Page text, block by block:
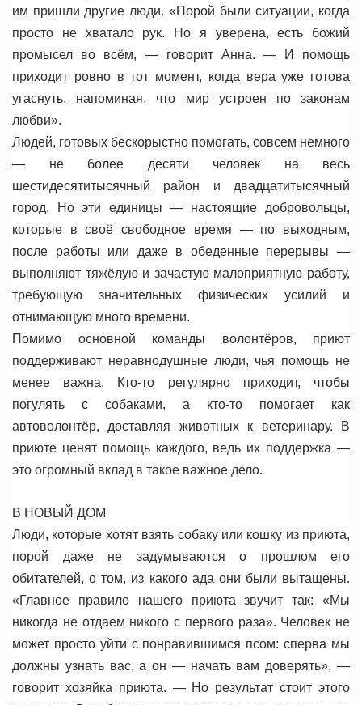
им пришли другие люди. «Порой были ситуации, когда
просто не хватало рук. Но я уверена, есть божий
промысел во всём, — говорит Анна. — И помощь
приходит ровно в тот момент, когда вера уже готова
угаснуть, напоминая, что мир устроен по законам
любви».
Людей, готовых бескорыстно помогать, совсем немного
— не более десяти человек на весь
шестидесятитысячный район и двадцатитысячный
город. Но эти единицы — настоящие добровольцы,
которые в своё свободное время — по выходным,
после работы или даже в обеденные перерывы —
выполняют тяжёлую и зачастую малоприятную работу,
требующую значительных физических усилий и
отнимающую много времени.
Помимо основной команды волонтёров, приют
поддерживают неравнодушные люди, чья помощь не
менее важна. Кто-то регулярно приходит, чтобы
погулять с собаками, а кто-то помогает как
автоволонтёр, доставляя животных к ветеринару. В
приюте ценят помощь каждого, ведь их поддержка —
это огромный вклад в такое важное дело.
В НОВЫЙ ДОМ
Люди, которые хотят взять собаку или кошку из приюта,
порой даже не задумываются о прошлом его
обитателей, о том, из какого ада они были вытащены.
«Главное правило нашего приюта звучит так: «Мы
никогда не отдаем никого с первого раза». Человек не
может просто уйти с понравившимся псом: сперва мы
должны узнать вас, а он — начать вам доверять», —
говорит хозяйка приюта. — Но результат стоит этого